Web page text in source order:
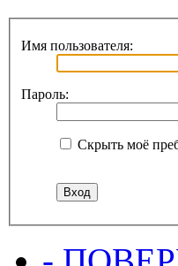
Имя пользователя:
Пароль:
Скрыть моё